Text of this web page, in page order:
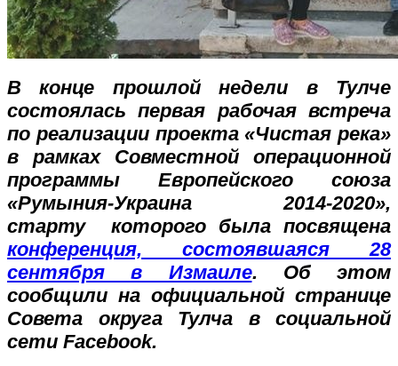
В конце прошлой недели в Тулче
состоялась первая рабочая встреча
по реализации проекта «Чистая река»
в рамках Совместной операционной
программы Европейского союза
«Румыния-Украина 2014-2020»,
старту которого была посвящена
конференция, состоявшаяся 28
сентября в Измаиле. Об этом
сообщили на официальной странице
Совета округа Тулча в социальной
сети Facebook.